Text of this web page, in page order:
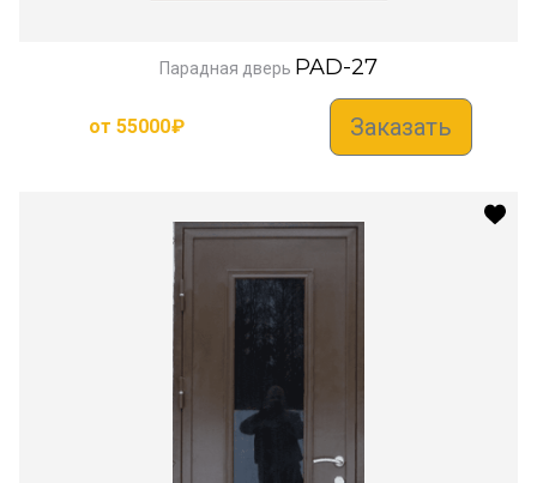
Парадная дверь PAD-27
от 55000₽ Заказать